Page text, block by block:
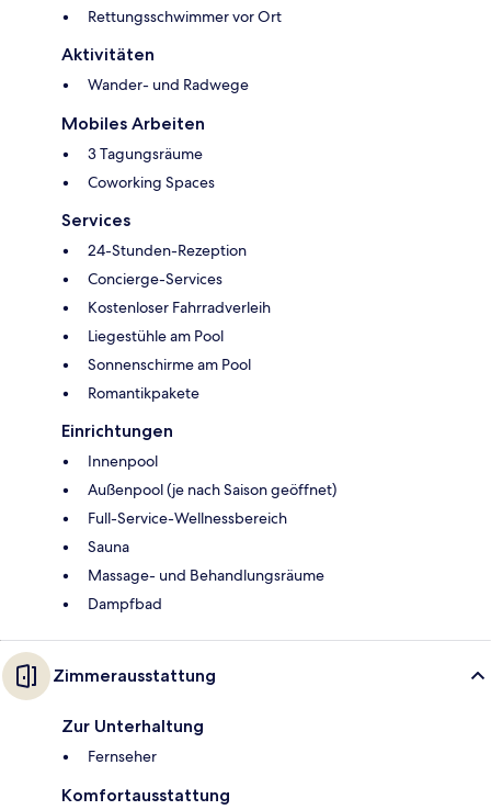
Rettungsschwimmer vor Ort
Aktivitäten
Wander- und Radwege
Mobiles Arbeiten
3 Tagungsräume
Coworking Spaces
Services
24-Stunden-Rezeption
Concierge-Services
Kostenloser Fahrradverleih
Liegestühle am Pool
Sonnenschirme am Pool
Romantikpakete
Einrichtungen
Innenpool
Außenpool (je nach Saison geöffnet)
Full-Service-Wellnessbereich
Sauna
Massage- und Behandlungsräume
Dampfbad
Zimmerausstattung
Zur Unterhaltung
Fernseher
Komfortausstattung